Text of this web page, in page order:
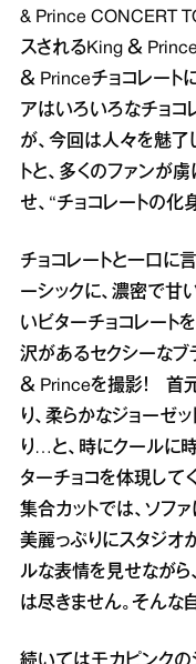
& Prince CONCERT
スされるKing ＆
＆ Princeチョコレート
アはいろいろなチョコ
が、今回は人々を魅了
トと、多くのファンが
せ、“チョコレートの化
チョコレートと一口に
ーシックに、濃密で甘
いビターチョコレート
沢があるセクシーなブ
＆ Princeを撮影！ 首
り、柔らかなジョーゼ
り…と、時にクールに
ターチョコを体現して
集合カットでは、ソフ
美麗っぷりにスタジオ
ルな表情を見せながら
は尽きません。そんな